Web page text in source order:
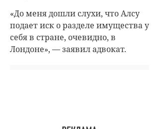
«До меня дошли слухи, что Алсу
подает иск о разделе имущества у
себя в стране, очевидно, в
Лондоне», — заявил адвокат.